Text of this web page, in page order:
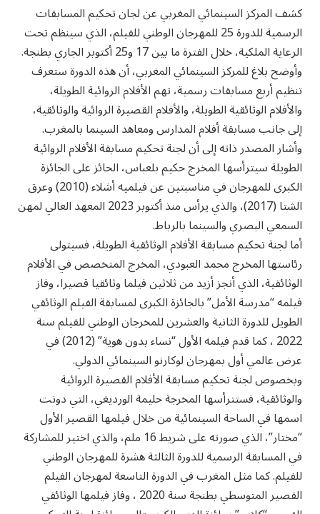
كشف المركز السينمائي المغربي عن لجان تحكيم المسابقات
الرسمية للدورة 25 للمهرجان الوطني للفيلم، الذي سينظم تحت
الرعاية الملكية، خلال الفترة ما بين 17 و25 أكتوبر الجاري بطنجة.
وأوضح بلاغ للمركز السينمائي المغربي، أن هذه الدورة ستعرف
تنظيم أربع مسابقات رسمية، تهم الأفلام الروائية الطويلة،
والأفلام الوثائقية الطويلة، والأفلام القصيرة الروائية والوثائقية،
إلى جانب مسابقة أفلام المدارس ومعاهد السينما بالمغرب.
وأشار المصدر ذاته إلى أن لجنة تحكيم مسابقة الأفلام الروائية
الطويلة سيترأسها المخرج حكيم بلعباس، الحائز على الجائزة
الكبرى للمهرجان في مناسبتين عن فيلميه أشلاء (2010) وعرق
الشتا (2017)، والذي يرأس منذ أكتوبر 2023 المعهد العالي لمهن
السمعي البصري والسينما بالرباط.
أما لجنة تحكيم مسابقة الأفلام الوثائقية الطويلة، فسيتولى
رئاستها المخرج محمد العبودي، المخرج المتخصص في الأفلام
الوثائقية، الذي أنجز أزيد من ثلاثين فيلما وثائقيا قصيرا، وفاز
فيلمه “مدرسة الأمل” بالجائزة الكبرى لمسابقة الفيلم الوثائقي
الطويل للدورة الثانية والعشرين للمخرجان الوطني للفيلم سنة
2022 ، كما قدم فيلمه الأول “نساء بدون هوية” (2012) في
عرض عالمي أول بمهرجان لوكارنو السينمائي الدولي.
وبخصوص لجنة تحكيم مسابقة الأفلام القصيرة الروائية
والوثائقية، فستترأسها المخرجة حليمة الورديغي، التي دونت
اسمها في الساحة السينمائية من خلال فيلمها القصير الأول
“مختار”، الذي صورته على شريط 16 ملم، والذي اختير للمشاركة
في المسابقة الرسمية للدورة الثالثة هشرة للمهرجان الوطني
للفيلم. كما مثل المغرب في الدورة التاسعة لمهرجان الفيلم
القصير المتوسطي بطنجة سنة 2020 ، وفاز فيلمها الوثائقي